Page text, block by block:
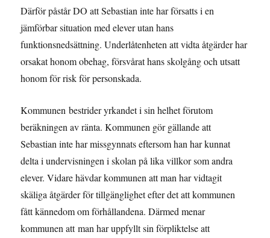
Därför påstår DO att Sebastian inte har försatts i en
jämförbar situation med elever utan hans
funktionsnedsättning. Underlåtenheten att vidta åtgärder har
orsakat honom obehag, försvårat hans skolgång och utsatt
honom för risk för personskada.
Kommunen bestrider yrkandet i sin helhet förutom
beräkningen av ränta. Kommunen gör gällande att
Sebastian inte har missgynnats eftersom han har kunnat
delta i undervisningen i skolan på lika villkor som andra
elever. Vidare hävdar kommunen att man har vidtagit
skäliga åtgärder för tillgänglighet efter det att kommunen
fått kännedom om förhållandena. Därmed menar
kommunen att man har uppfyllt sin förpliktelse att